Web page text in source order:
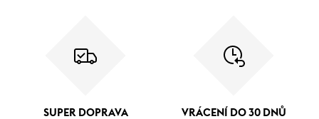
SUPER DOPRAVA VRÁCENÍ DO 30 DNŮ